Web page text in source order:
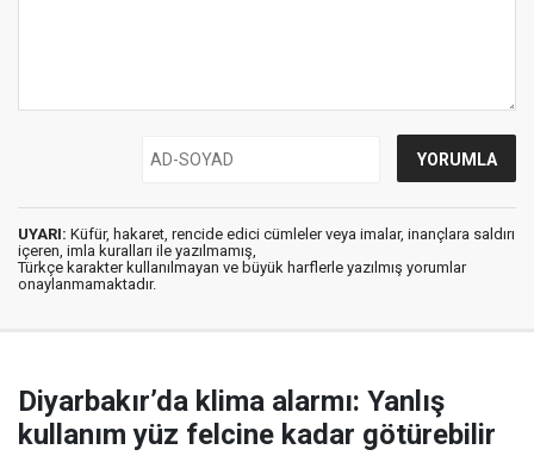
UYARI: Küfür, hakaret, rencide edici cümleler veya imalar, inançlara saldırı
içeren, imla kuralları ile yazılmamış,
Türkçe karakter kullanılmayan ve büyük harflerle yazılmış yorumlar
onaylanmamaktadır.
Diyarbakır’da klima alarmı: Yanlış
kullanım yüz felcine kadar götürebilir